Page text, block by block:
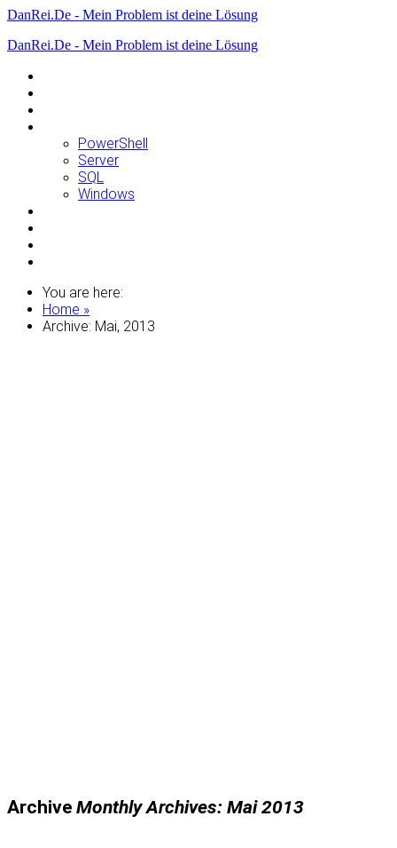
DanRei.De - Mein Problem ist deine Lösung
DanRei.De - Mein Problem ist deine Lösung
PowerShell
Server
SQL
Windows
You are here:
Home »
Archive: Mai, 2013
Archive Monthly Archives: Mai 2013